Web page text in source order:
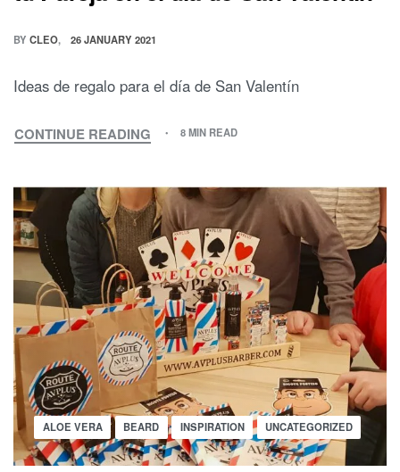
BY CLEO 26 JANUARY 2021
Ideas de regalo para el día de San Valentín
CONTINUE READING
REGALA
DE
HOME-
SPA
A
TU
PAREJA
EN
EL
DÍA
DE
SAN
VALENTÍN
8 MIN READ
Posted
in
ALOE VERA BEARD INSPIRATION UNCATEGORIZED